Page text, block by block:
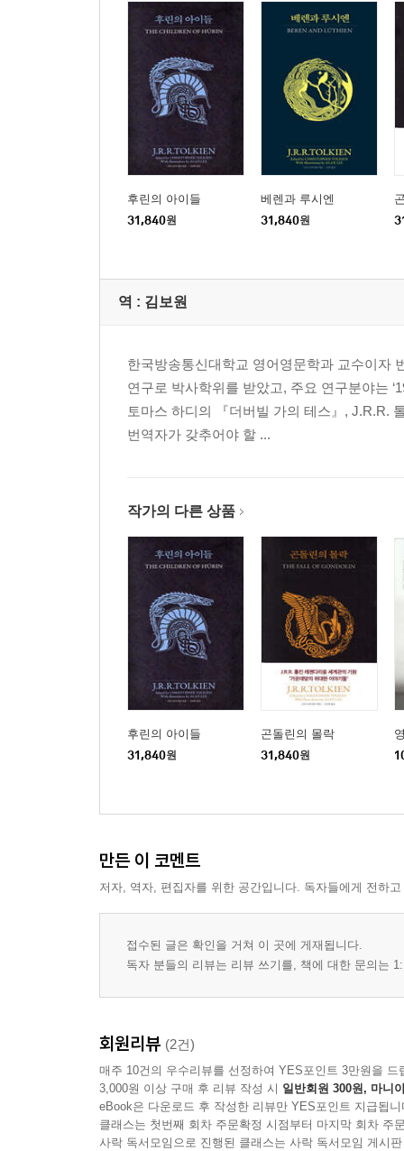
후린의 아이들
31,840원
베렌과 루시엔
31,840원
역 : 김보원
한국방송통신대학교 영어영문학과 교수이자
연구로 박사학위를 받았고, 주요 연구분야는
토마스 하디의 『더버빌 가의 테스』, J.R.R.
번역자가 갖추어야 할 ...
작가의 다른 상품
후린의 아이들
31,840원
곤돌린의 몰락
31,840원
만든 이 코멘트
저자, 역자, 편집자를 위한 공간입니다. 독자들에게 전하
접수된 글은 확인을 거쳐 이 곳에 게재됩니다.
독자 분들의 리뷰는 리뷰 쓰기를, 책에 대한 문의는
회원리뷰 (2건)
매주 10건의 우수리뷰를 선정하여 YES포인트 3만원을 드
3,000원 이상 구매 후 리뷰 작성 시 일반회원 300원, 마니
eBook은 다운로드 후 작성한 리뷰만 YES포인트 지급됩니
클래스는 첫번째 회차 주문확정 시점부터 마지막 회차 주
사락 독서모임으로 진행된 클래스는 사락 독서모임 게시